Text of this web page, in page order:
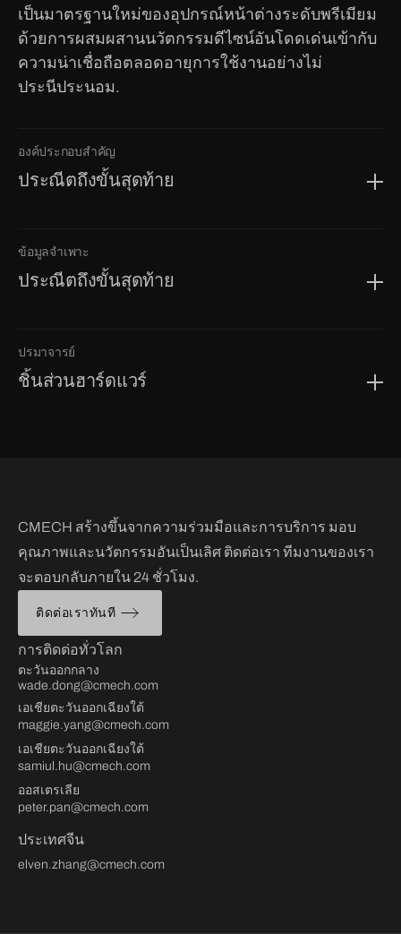
เป็นมาตรฐานใหม่ของอุปกรณ์หน้าต่างระดับพรีเมียม
ด้วยการผสมผสานนวัตกรรมดีไซน์อันโดดเด่นเข้ากับ
ความน่าเชื่อถือตลอดอายุการใช้งานอย่างไม่
ประนีประนอม.
องค์ประกอบสำคัญ
ประณีตถึงขั้นสุดท้าย
ข้อมูลจำเพาะ
ประณีตถึงขั้นสุดท้าย
ปรมาจารย์
ชิ้นส่วนฮาร์ดแวร์
CMECH สร้างขึ้นจากความร่วมมือและการบริการ มอบ
คุณภาพและนวัตกรรมอันเป็นเลิศ ติดต่อเรา ทีมงานของเรา
จะตอบกลับภายใน 24 ชั่วโมง.
ติดต่อเราทันที
การติดต่อทั่วโลก
ตะวันออกกลาง
wade.dong@cmech.com
เอเชียตะวันออกเฉียงใต้
maggie.yang@cmech.com
เอเชียตะวันออกเฉียงใต้
samiul.hu@cmech.com
ออสเตรเลีย
peter.pan@cmech.com
ประเทศจีน
elven.zhang@cmech.com